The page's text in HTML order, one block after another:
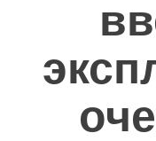
заказчики
Полезное
Контакты